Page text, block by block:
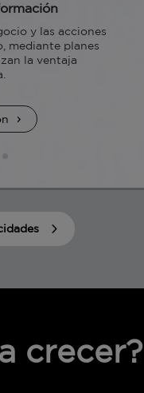
y las acciones
mediante planes
la ventaja
crecer?